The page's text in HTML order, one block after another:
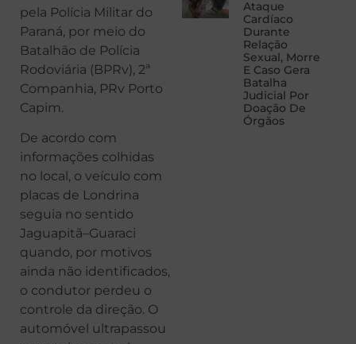
pela Polícia Militar do
Paraná, por meio do
Batalhão de Polícia
Rodoviária (BPRv), 2ª
Companhia, PRv Porto
Capim.
De acordo com
informações colhidas
no local, o veículo com
placas de Londrina
seguia no sentido
Jaguapitã–Guaraci
quando, por motivos
ainda não identificados,
o condutor perdeu o
controle da direção. O
automóvel ultrapassou
Ataque
Cardíaco
Durante
Relação
Sexual, Morre
E Caso Gera
Batalha
Judicial Por
Doação De
Órgãos